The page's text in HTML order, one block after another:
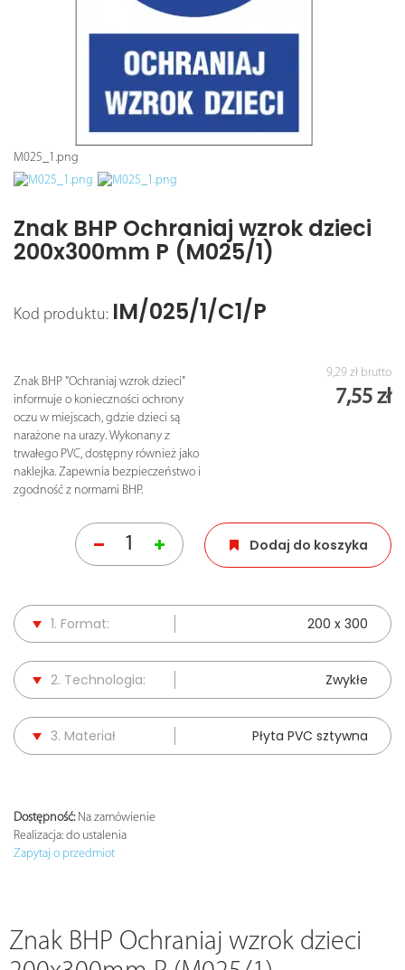
M025_1.png
Znak BHP Ochraniaj wzrok dzieci
200x300mm P (M025/1)
Kod produktu: IM/025/1/C1/P
Znak BHP "Ochraniaj wzrok dzieci"
informuje o konieczności ochrony
oczu w miejscach, gdzie dzieci są
narażone na urazy. Wykonany z
trwałego PVC, dostępny również jako
naklejka. Zapewnia bezpieczeństwo i
zgodność z normami BHP.
9,29 zł brutto
7,55 zł
Dodaj do koszyka
1. Format: 200 x 300
2. Technologia: Zwykłe
3. Materiał Płyta PVC sztywna
Dostępność:Na zamówienie
Realizacja: do ustalenia
Zapytaj o przedmiot
Znak BHP Ochraniaj wzrok dzieci